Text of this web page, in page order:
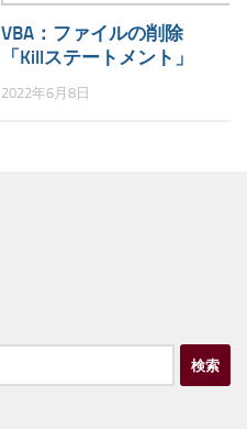
VBA：ファイルの削除
「Killステートメント」
2022年6月8日